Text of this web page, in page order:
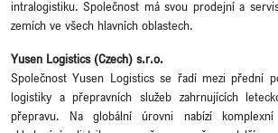
intralogistiku. Společnost má svou prodejní a
zemích ve všech hlavních oblastech.
Yusen Logistics (Czech) s.r.o.
Společnost Yusen Logistics se řadí mezi přední
logistiky a přepravních služeb zahrnujících
přepravu. Na globální úrovni nabízí